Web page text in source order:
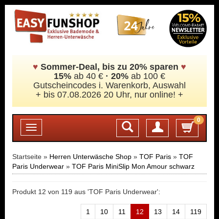
♥ Sommer-Deal, bis zu 20% sparen ♥
15% ab 40 € · 20% ab 100 €
Gutscheincodes i. Warenkorb, Auswahl
+ bis 07.08.2026 20 Uhr, nur online! +
Toggle
navigation
0
Login
Startseite » Herren Unterwäsche Shop » TOF Paris » TOF
Paris Underwear » TOF Paris MiniSlip Mon Amour schwarz
Produkt 12 von 119 aus 'TOF Paris Underwear':
1 10 11 12 13 14 119